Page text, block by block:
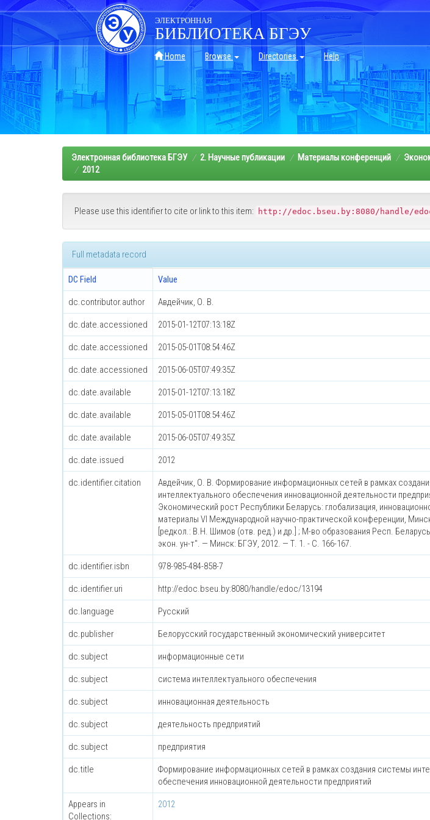
Skip
navigation
ЭЛЕКТРОННАЯ
БИБЛИОТЕКА БГЭУ
Home Browse Directories Help
Электронная библиотека БГЭУ 2. Научные публикации Материалы конференций
2012
Please use this identifier to cite or link to this item: http://edoc.bseu.by:8080/handle/
Full metadata record
DC Field Value
dc.contributor.author Авдейчик, О. В.
dc.date.accessioned 2015-01-12T07:13:18Z
dc.date.accessioned 2015-05-01T08:54:46Z
dc.date.accessioned 2015-06-05T07:49:35Z
dc.date.available 2015-01-12T07:13:18Z
dc.date.available 2015-05-01T08:54:46Z
dc.date.available 2015-06-05T07:49:35Z
dc.date.issued 2012
dc.identifier.citation
Авдейчик, О. В. Формирование информационных сетей в рамках
интеллектуального обеспечения инновационной деятельности
Экономический рост Республики Беларусь: глобализация,
материалы VI Международной научно-практической конференции,
[редкол.: В.Н. Шимов (отв. ред.) и др.] ; М-во образования Респ.
экон. ун-т". — Минск: БГЭУ, 2012. — Т. 1. - С. 166-167.
dc.identifier.isbn 978-985-484-858-7
dc.identifier.uri http://edoc.bseu.by:8080/handle/edoc/13194
dc.language Русский
dc.publisher Белорусский государственный экономический университет
dc.subject информационные сети
dc.subject система интеллектуального обеспечения
dc.subject инновационная деятельность
dc.subject деятельность предприятий
dc.subject предприятия
dc.title
Формирование информационных сетей в рамках создания системы
обеспечения инновационной деятельности предприятий
Appears in
Collections:
2012